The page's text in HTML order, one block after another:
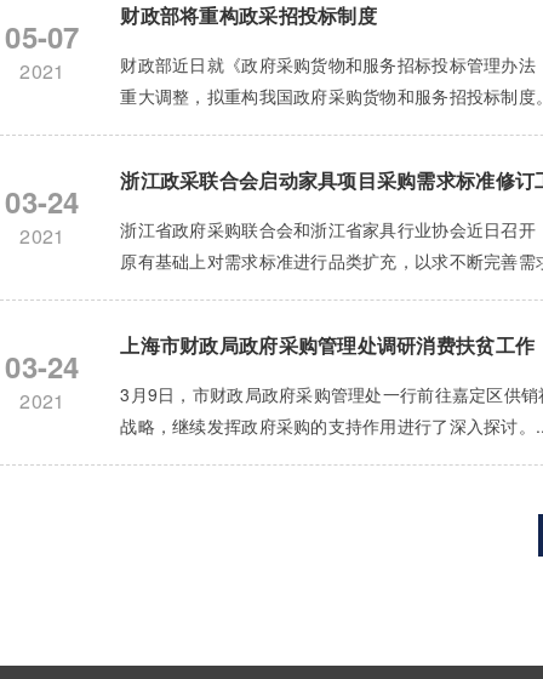
05-07
2021
财政部将重构政采招投标制度
财政部近日就《政府采购货物和服务招标投标管理办
重大调整，拟重构我国政府采购货物和服务招投标制度
03-24
2021
浙江政采联合会启动家具项目采购需求标准修订
浙江省政府采购联合会和浙江省家具行业协会近日召
原有基础上对需求标准进行品类扩充，以求不断完善
03-24
2021
上海市财政局政府采购管理处调研消费扶贫工作
3月9日，市财政局政府采购管理处一行前往嘉定区供
战略，继续发挥政府采购的支持作用进行了深入探讨。